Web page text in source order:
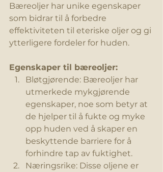
Bæreoljer har unike egenskaper
som bidrar til å forbedre
effektiviteten til eteriske oljer og gi
ytterligere fordeler for huden.
Egenskaper til bæreoljer:
Bløtgjørende: Bæreoljer har
utmerkede mykgjørende
egenskaper, noe som betyr at
de hjelper til å fukte og myke
opp huden ved å skaper en
beskyttende barriere for å
forhindre tap av fuktighet.
Næringsrike: Disse oljene er